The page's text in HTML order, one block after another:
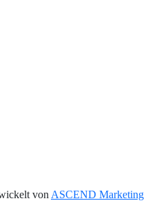
von ASCEND Marketing